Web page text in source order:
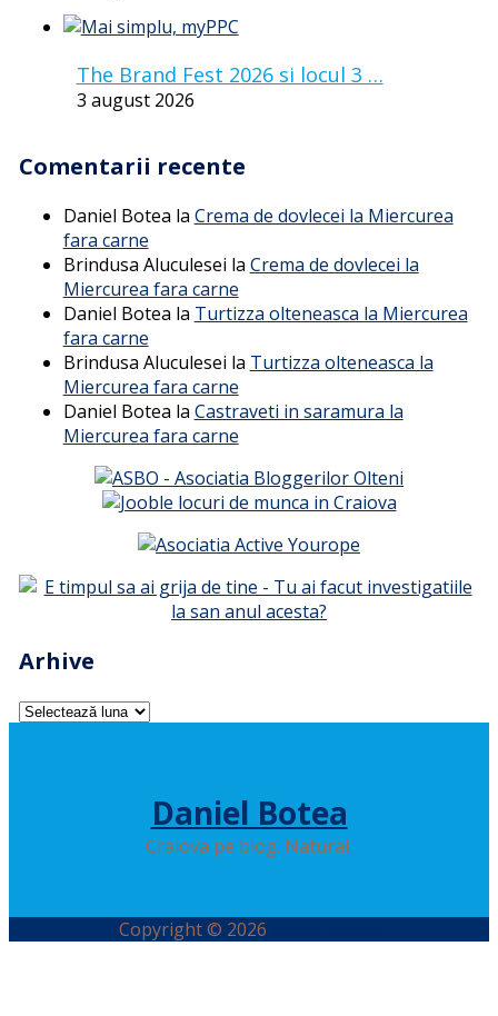
The Brand Fest 2026 si locul 3 …
3 august 2026
Comentarii recente
Daniel Botea la Crema de dovlecei la Miercurea
fara carne
Brindusa Aluculesei la Crema de dovlecei la
Miercurea fara carne
Daniel Botea la Turtizza olteneasca la Miercurea
fara carne
Brindusa Aluculesei la Turtizza olteneasca la
Miercurea fara carne
Daniel Botea la Castraveti in saramura la
Miercurea fara carne
Arhive
Arhive
Daniel Botea
Craiova pe blog. Natural.
Copyright © 2026